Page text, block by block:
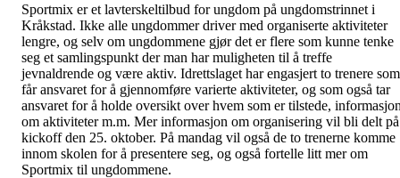
Sportmix er et lavterskeltilbud for ungdom på ungdomstrinnet i
Kråkstad. Ikke alle ungdommer driver med organiserte aktiviteter
lengre, og selv om ungdommene gjør det er flere som kunne tenke
seg et samlingspunkt der man har muligheten til å treffe
jevnaldrende og være aktiv. Idrettslaget har engasjert to trenere som
får ansvaret for å gjennomføre varierte aktiviteter, og som også tar
ansvaret for å holde oversikt over hvem som er tilstede,
om aktiviteter m.m. Mer informasjon om organisering vil bli delt på
kickoff den 25. oktober. På mandag vil også de to trenerne komme
innom skolen for å presentere seg, og også fortelle litt mer om
Sportmix til ungdommene.